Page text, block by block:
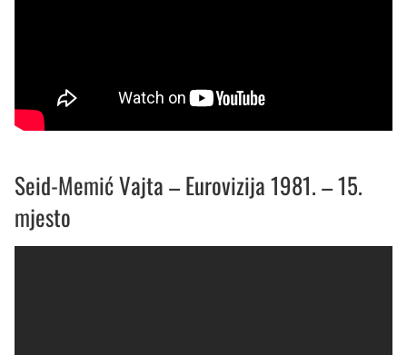
Seid-Memić Vajta – Eurovizija 1981. – 15.
mjesto